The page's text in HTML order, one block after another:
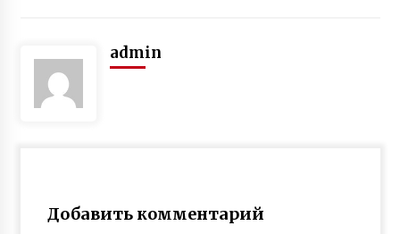
admin
Добавить комментарий